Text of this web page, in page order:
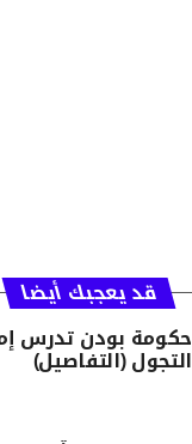
قد يعجبك أيضا
حكومة بودن تدرس
التجول (التفاصيل)